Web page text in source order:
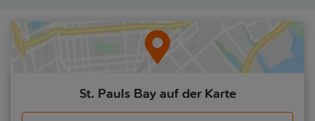
St. Pauls Bay auf der Karte